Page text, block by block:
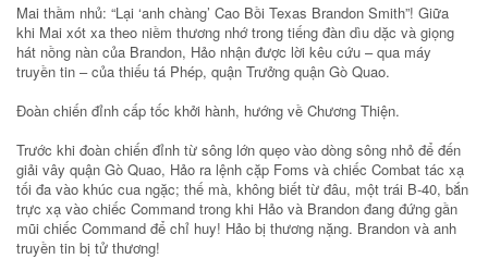
Mai thầm nhủ: “Lại ‘anh chàng’ Cao Bồi Texas Brandon Smith”! Giữa
khi Mai xót xa theo niềm thương nhớ trong tiếng đàn dìu dặc và giọng
hát nồng nàn của Brandon, Hảo nhận được lời kêu cứu – qua máy
truyền tin – của thiếu tá Phép, quận Trưởng quận Gò Quao.
Đoàn chiến đỉnh cấp tốc khởi hành, hướng về Chương Thiện.
Trước khi đoàn chiến đỉnh từ sông lớn quẹo vào dòng sông nhỏ để đến
giải vây quận Gò Quao, Hảo ra lệnh cặp Foms và chiếc Combat tác xạ
tối đa vào khúc cua ngặc; thế mà, không biết từ đâu, một trái B-40, bắn
trực xạ vào chiếc Command trong khi Hảo và Brandon đang đứng gần
mũi chiếc Command để chỉ huy! Hảo bị thương nặng. Brandon và anh
truyền tin bị tử thương!